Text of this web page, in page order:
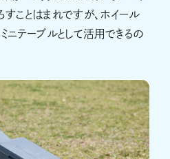
ことはまれですが、ホイール
ニテーブルとして活用できるの